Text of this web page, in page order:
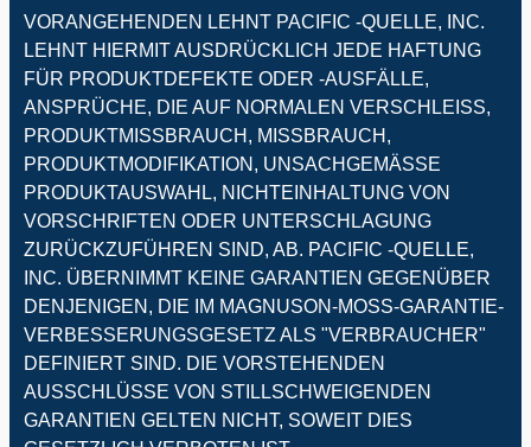
VORANGEHENDEN LEHNT PACIFIC -QUELLE, INC.
LEHNT HIERMIT AUSDRÜCKLICH JEDE HAFTUNG
FÜR PRODUKTDEFEKTE ODER -AUSFÄLLE,
ANSPRÜCHE, DIE AUF NORMALEN VERSCHLEISS,
PRODUKTMISSBRAUCH, MISSBRAUCH,
PRODUKTMODIFIKATION, UNSACHGEMÄSSE
PRODUKTAUSWAHL, NICHTEINHALTUNG VON
VORSCHRIFTEN ODER UNTERSCHLAGUNG
ZURÜCKZUFÜHREN SIND, AB. PACIFIC -QUELLE,
INC. ÜBERNIMMT KEINE GARANTIEN GEGENÜBER
DENJENIGEN, DIE IM MAGNUSON-MOSS-GARANTIE-
VERBESSERUNGSGESETZ ALS "VERBRAUCHER"
DEFINIERT SIND. DIE VORSTEHENDEN
AUSSCHLÜSSE VON STILLSCHWEIGENDEN
GARANTIEN GELTEN NICHT, SOWEIT DIES